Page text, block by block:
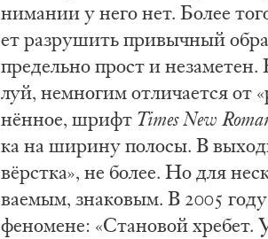
ни­ма­нии у не­го нет. Бо­лее
ет раз­ру­шить при­выч­ный
пре­дель­но прост и
луй, не­мно­гим от­ли­ча­ет­ся от
нён­ное, шрифт Times New
ка на ши­ри­ну по­ло­сы. В
вёрст­ка», не бо­лее. Но для
ва­е­мым, зна­ко­вым. В 2005
фе­но­ме­не: «Ста­но­вой хре­бет.